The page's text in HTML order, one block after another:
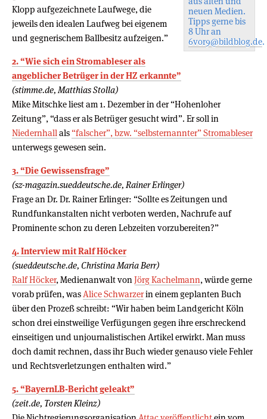
neuen Medien.
Tipps gerne bis
8 Uhr an
6vor9@bildblog.de.
Klopp aufgezeichnete Laufwege, die
jeweils den idealen Laufweg bei eigenem
und gegnerischem Ballbesitz aufzeigen.”
2. “Wie sich ein Stromableser als
angeblicher Betrüger in der HZ erkannte”
(stimme.de, Matthias Stolla)
Mike Mitschke liest am 1. Dezember in der “Hohenloher
Zeitung”, “dass er als Betrüger gesucht wird”. Er soll in
Niedernhall als “falscher”, bzw. “selbsternannter” Stromableser
unterwegs gewesen sein.
3. “Die Gewissensfrage”
(sz-magazin.sueddeutsche.de, Rainer Erlinger)
Frage an Dr. Dr. Rainer Erlinger: “Sollte es Zeitungen und
Rundfunkanstalten nicht verboten werden, Nachrufe auf
Prominente schon zu deren Lebzeiten vorzubereiten?”
4. Interview mit Ralf Höcker
(sueddeutsche.de, Christina Maria Berr)
Ralf Höcker, Medienanwalt von Jörg Kachelmann, würde gerne
vorab prüfen, was Alice Schwarzerin einem geplanten Buch
über den Prozeß schreibt: “Wir haben beim Landgericht Köln
schon drei einstweilige Verfügungen gegen ihre erschreckend
einseitigen und unjournalistischen Artikel erwirkt. Man muss
doch damit rechnen, dass ihr Buch wieder genauso viele Fehler
und Rechtsverletzungen enthalten wird.”
5. “BayernLB-Bericht geleakt”
(zeit.de, Torsten Kleinz)